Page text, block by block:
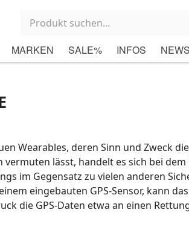
MARKEN SALE% INFOS NEWS
Wearables, deren Sinn und Zweck
lässt, handelt es sich bei dem
im Gegensatz zu vielen anderen
eingebauten GPS-Sensor, kann
die GPS-Daten etwa an einen